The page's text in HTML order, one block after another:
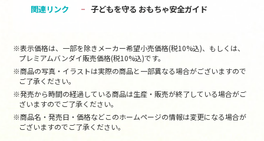
関連リンク 子どもを守る おもちゃ安全ガイド
※表示価格は、一部を除きメーカー希望小売価格(税10%込)、もしくは、
プレミアムバンダイ販売価格(税10%込)です。
※商品の写真・イラストは実際の商品と一部異なる場合がございますので
ご了承ください。
※発売から時間の経過している商品は生産・販売が終了している場合がご
ざいますのでご了承ください。
※商品名・発売日・価格などこのホームページの情報は変更になる場合が
ございますのでご了承ください。